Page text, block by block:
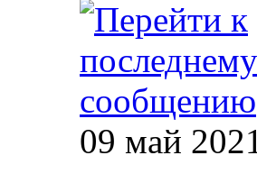
09 май